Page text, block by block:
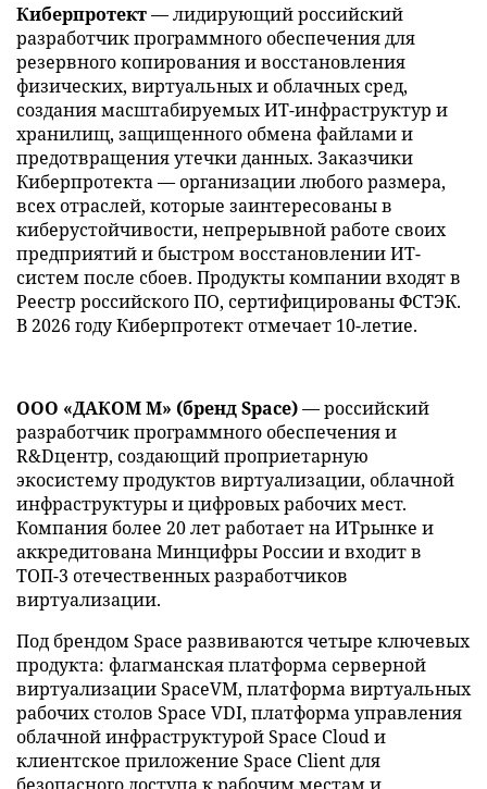
Киберпротект— лидирующий российский
разработчик программного обеспечения для
резервного копирования и восстановления
физических, виртуальных и облачных сред,
создания масштабируемых ИТ-инфраструктур и
хранилищ, защищенного обмена файлами и
предотвращения утечки данных. Заказчики
Киберпротекта — организации любого размера,
всех отраслей, которые заинтересованы в
киберустойчивости, непрерывной работе своих
предприятий и быстром восстановлении ИТ-
систем после сбоев. Продукты компании входят в
Реестр российского ПО, сертифицированы ФСТЭК.
В 2026 году Киберпротект отмечает 10-летие.
ООО «ДАКОМ М» (бренд Space)— российский
разработчик программного обеспечения и
R&Dцентр, создающий проприетарную
экосистему продуктов виртуализации, облачной
инфраструктуры и цифровых рабочих мест.
Компания более 20 лет работает на ИТрынке и
аккредитована Минцифры России и входит в
ТОП-3 отечественных разработчиков
виртуализации.
Под брендом Space развиваются четыре ключевых
продукта: флагманская платформа серверной
виртуализации SpaceVM, платформа виртуальных
рабочих столов Space VDI, платформа управления
облачной инфраструктурой Space Cloud и
клиентское приложение Space Client для
безопасного доступа к рабочим местам и